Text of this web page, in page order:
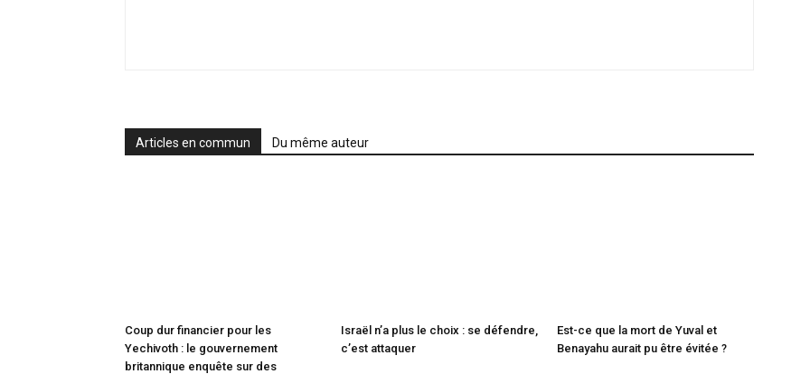
Articles en commun Du même auteur
Coup dur financier pour les
Yechivoth : le gouvernement
britannique enquête sur des
Israël n’a plus le choix : se défendre,
c’est attaquer
Est-ce que la mort de Yuval et
Benayahu aurait pu être évitée ?